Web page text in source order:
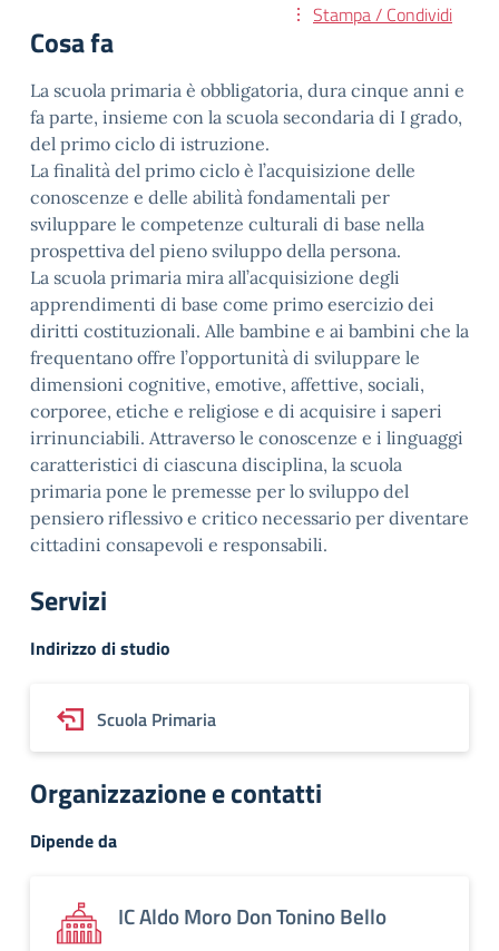
Stampa / Condividi
Cosa fa
La scuola primaria è obbligatoria, dura cinque anni e
fa parte, insieme con la scuola secondaria di I grado,
del primo ciclo di istruzione.
La finalità del primo ciclo è l’acquisizione delle
conoscenze e delle abilità fondamentali per
sviluppare le competenze culturali di base nella
prospettiva del pieno sviluppo della persona.
La scuola primaria mira all’acquisizione degli
apprendimenti di base come primo esercizio dei
diritti costituzionali. Alle bambine e ai bambini che la
frequentano offre l’opportunità di sviluppare le
dimensioni cognitive, emotive, affettive, sociali,
corporee, etiche e religiose e di acquisire i saperi
irrinunciabili. Attraverso le conoscenze e i linguaggi
caratteristici di ciascuna disciplina, la scuola
primaria pone le premesse per lo sviluppo del
pensiero riflessivo e critico necessario per diventare
cittadini consapevoli e responsabili.
Servizi
Indirizzo di studio
Scuola Primaria
Organizzazione e contatti
Dipende da
IC Aldo Moro Don Tonino Bello